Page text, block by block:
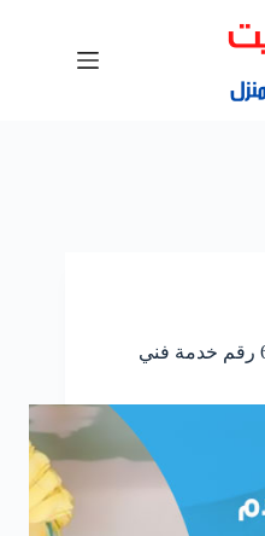
معلم كهربائي السلام 66409555 رقم خدمة فني